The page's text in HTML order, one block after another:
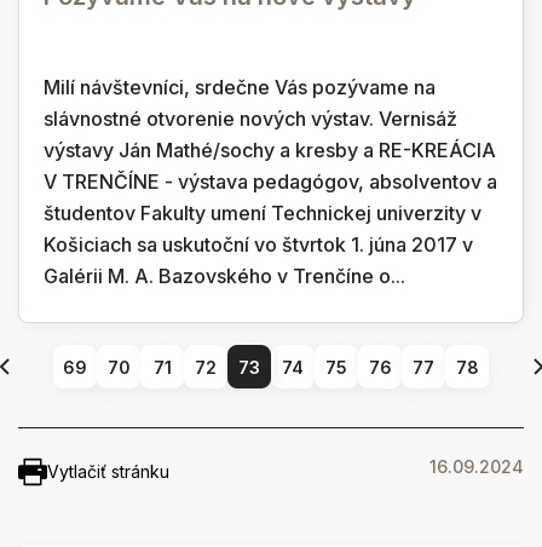
Milí návštevníci, srdečne Vás pozývame na
slávnostné otvorenie nových výstav. Vernisáž
výstavy Ján Mathé/sochy a kresby a RE-KREÁCIA
V TRENČÍNE - výstava pedagógov, absolventov a
študentov Fakulty umení Technickej univerzity v
Košiciach sa uskutoční vo štvrtok 1. júna 2017 v
Galérii M. A. Bazovského v Trenčíne o...
69 70 71 72 73 74 75 76 77 78
Vytlačiť stránku 16.09.2024